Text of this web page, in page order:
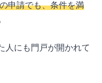
申請でも、条件を満
人にも門戸が開かれて